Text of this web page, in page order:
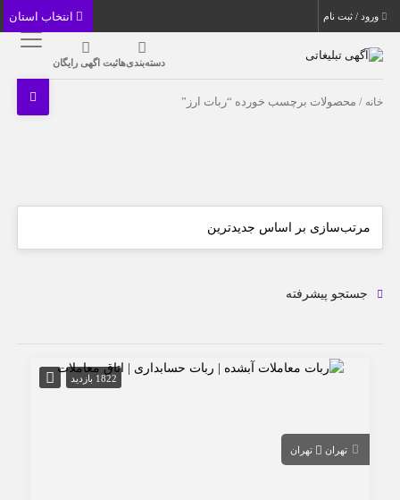
ورود / ثبت نام
دسته‌بندی‌هاثبت اگهی رایگان
خانه / محصولات برچسب خورده “ربات ارز”
جستجو پیشرفته
1822 بازدید
تهران تهران